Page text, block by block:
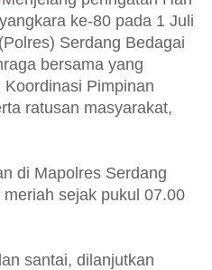
ke-80 pada 1 Juli
Serdang Bedagai
bersama yang
Pimpinan
ratusan masyarakat,
di Mapolres Serdang
sejak pukul 07.00
santai, dilanjutkan